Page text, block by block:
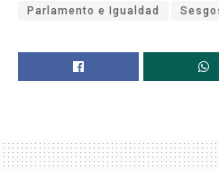
Parlamento e Igualdad